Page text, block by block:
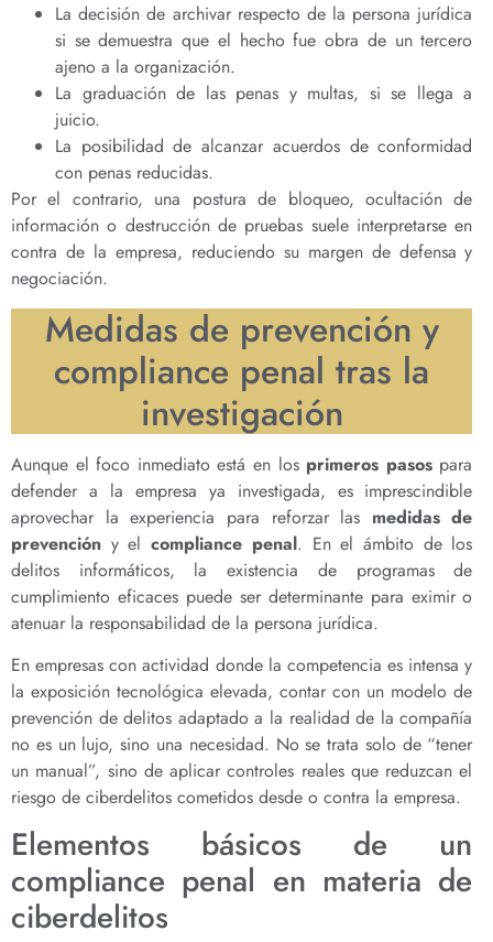
La decisión de archivar respecto de la persona jurídica
si se demuestra que el hecho fue obra de un tercero
ajeno a la organización.
La graduación de las penas y multas, si se llega a
juicio.
La posibilidad de alcanzar acuerdos de conformidad
con penas reducidas.
Por el contrario, una postura de bloqueo, ocultación de
información o destrucción de pruebas suele interpretarse en
contra de la empresa, reduciendo su margen de defensa y
negociación.
Medidas de prevención y
compliance penal tras la
investigación
Aunque el foco inmediato está en los primeros pasospara
defender a la empresa ya investigada, es imprescindible
aprovechar la experiencia para reforzar las medidas de
prevención y elcompliance penal. En el ámbito de los
delitos informáticos, la existencia de programas de
cumplimiento eficaces puede ser determinante para eximir o
atenuar la responsabilidad de la persona jurídica.
En empresas con actividad donde la competencia es intensa y
la exposición tecnológica elevada, contar con un modelo de
prevención de delitos adaptado a la realidad de la compañía
no es un lujo, sino una necesidad. No se trata solo de “tener
un manual”, sino de aplicar controles reales que reduzcan el
riesgo de ciberdelitos cometidos desde o contra la empresa.
Elementos básicos de un
compliance penal en materia de
ciberdelitos